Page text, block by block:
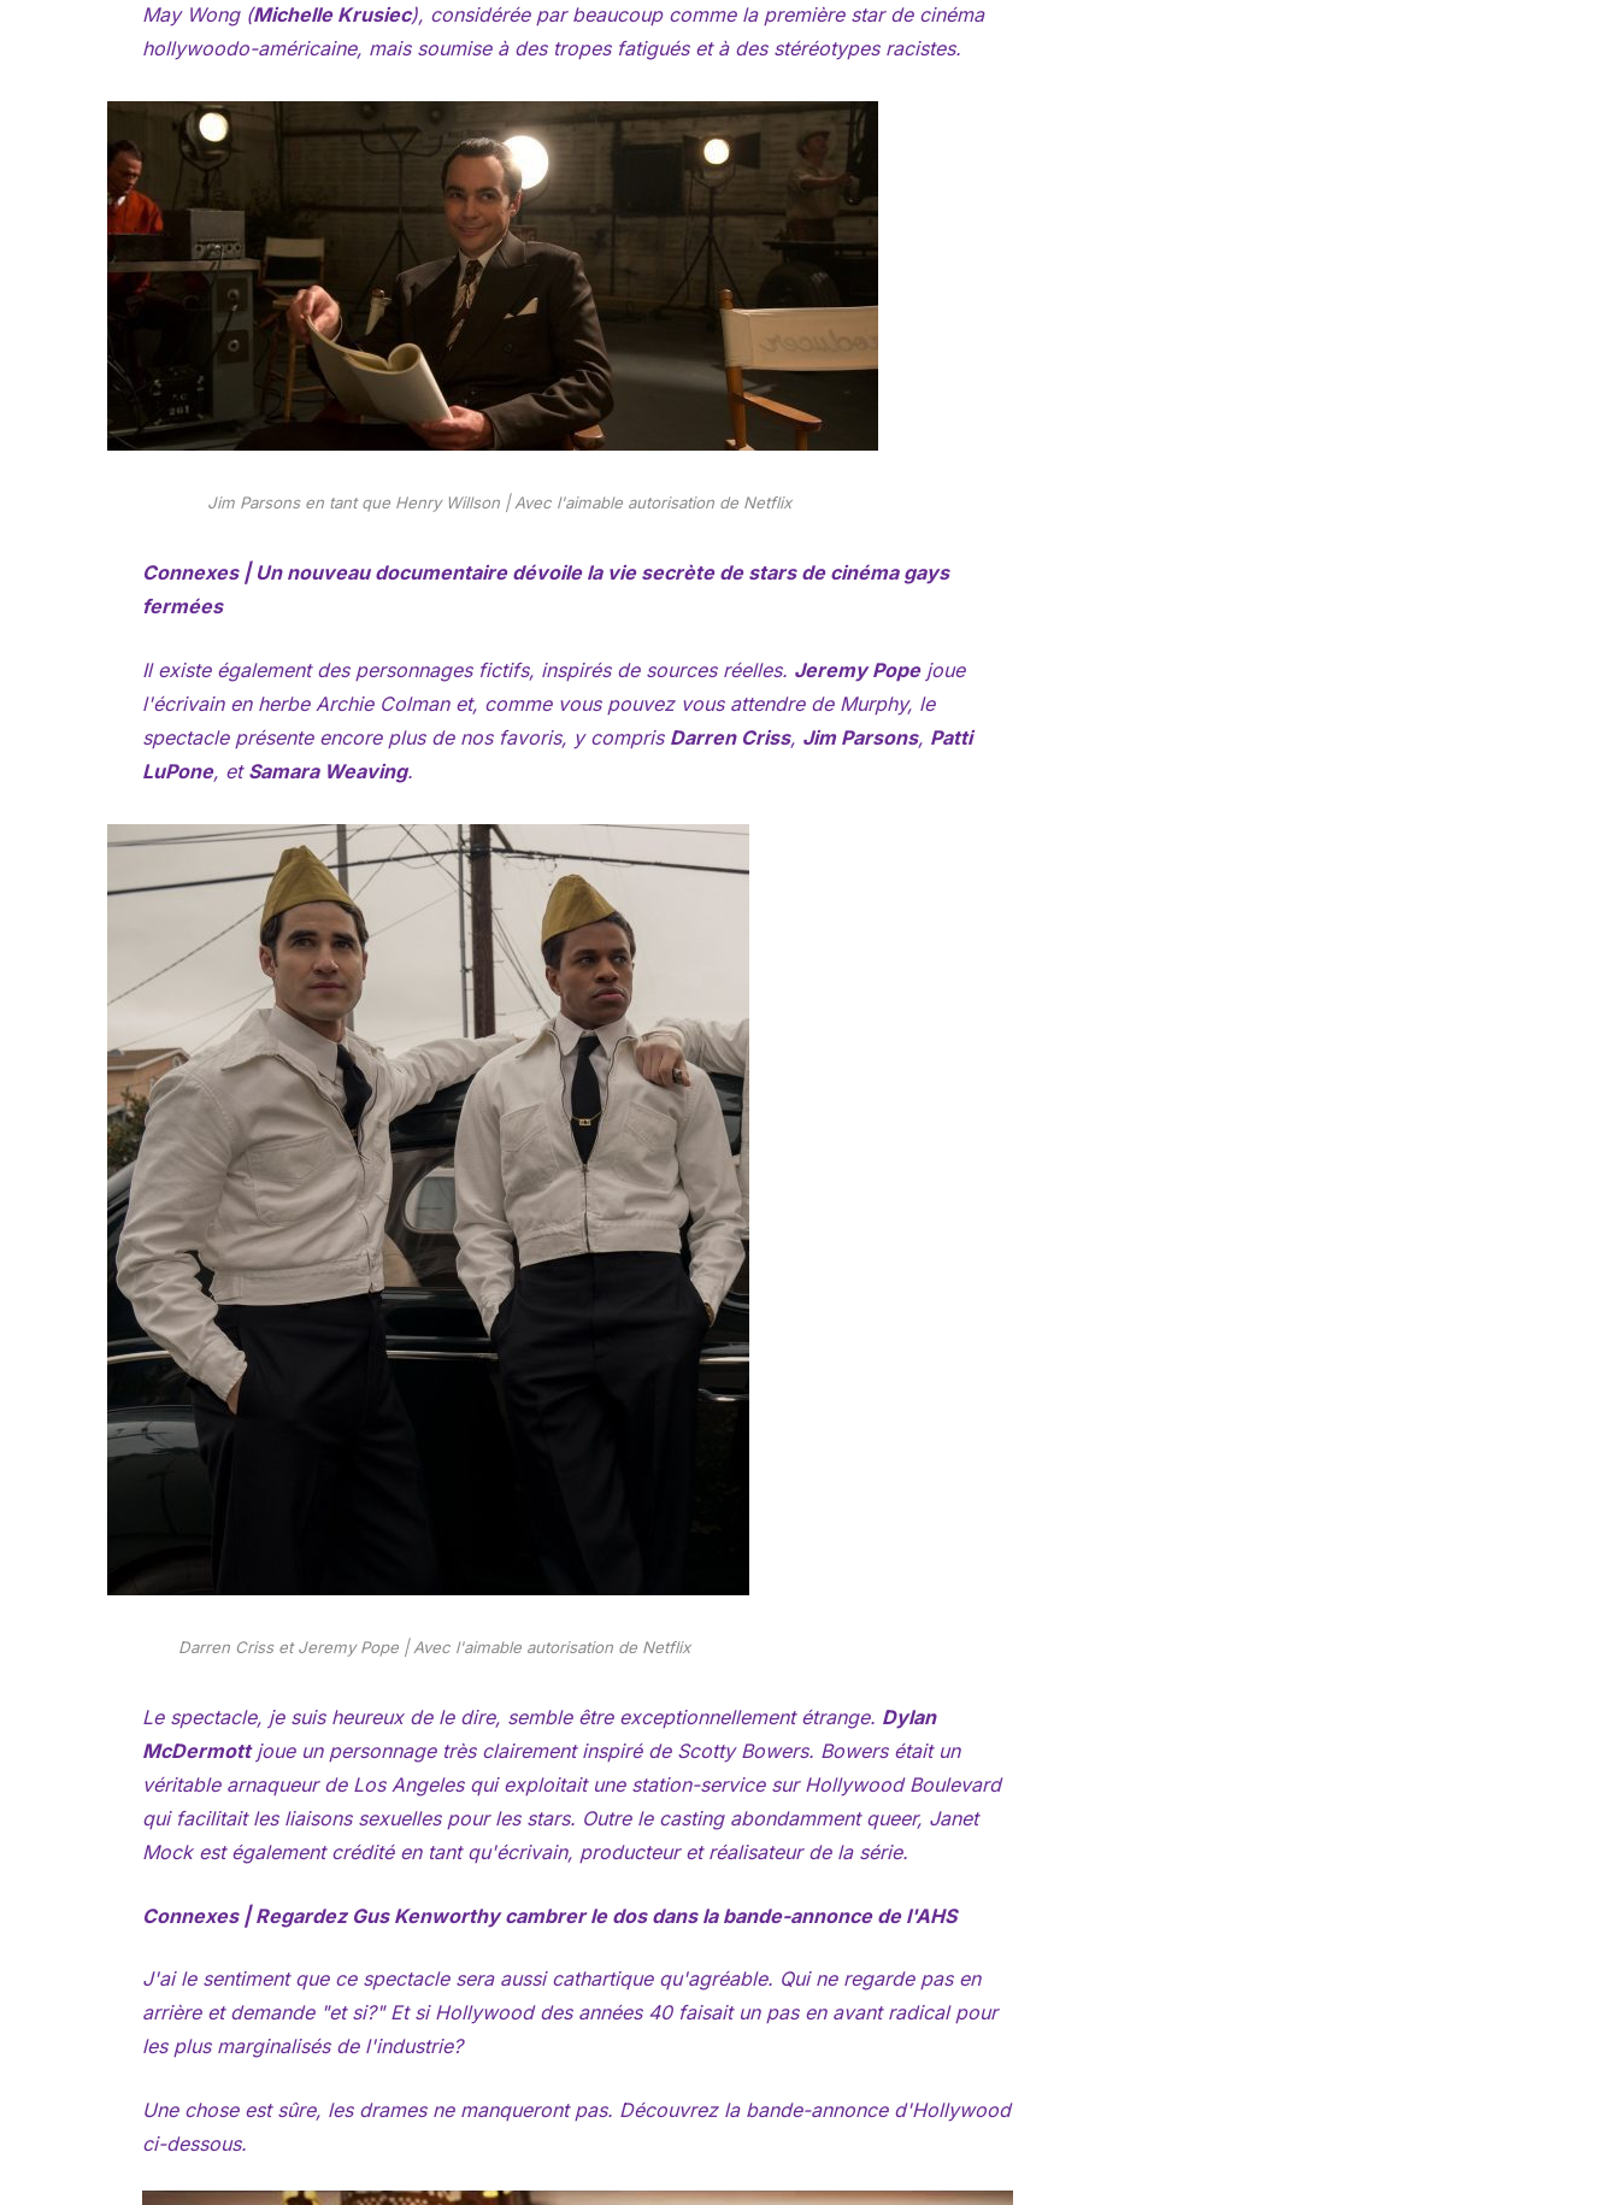
May Wong (Michelle Krusiec), considérée par beaucoup comme la première star de cinéma
hollywoodo-américaine, mais soumise à des tropes fatigués et à des stéréotypes racistes.
Jim Parsons en tant que Henry Willson | Avec l'aimable autorisation de Netflix
Connexes | Un nouveau documentaire dévoile la vie secrète de stars de cinéma gays
fermées
Il existe également des personnages fictifs, inspirés de sources réelles. Jeremy Popejoue
l'écrivain en herbe Archie Colman et, comme vous pouvez vous attendre de Murphy, le
spectacle présente encore plus de nos favoris, y compris Darren Criss, Jim Parsons, Patti
LuPone, et Samara Weaving.
Darren Criss et Jeremy Pope | Avec l'aimable autorisation de Netflix
Le spectacle, je suis heureux de le dire, semble être exceptionnellement étrange. Dylan
McDermottjoue un personnage très clairement inspiré de Scotty Bowers. Bowers était un
véritable arnaqueur de Los Angeles qui exploitait une station-service sur Hollywood Boulevard
qui facilitait les liaisons sexuelles pour les stars. Outre le casting abondamment queer, Janet
Mock est également crédité en tant qu'écrivain, producteur et réalisateur de la série.
Connexes | Regardez Gus Kenworthy cambrer le dos dans la bande-annonce de l'AHS
J'ai le sentiment que ce spectacle sera aussi cathartique qu'agréable. Qui ne regarde pas en
arrière et demande "et si?" Et si Hollywood des années 40 faisait un pas en avant radical pour
les plus marginalisés de l'industrie?
Une chose est sûre, les drames ne manqueront pas. Découvrez la bande-annonce d'Hollywood
ci-dessous.